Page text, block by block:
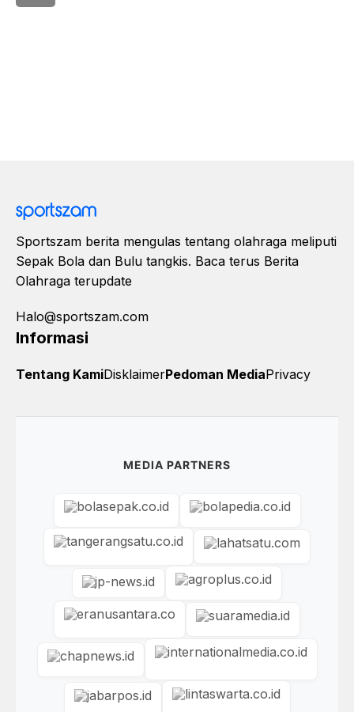
Sportszam berita mengulas tentang olahraga meliputi
Sepak Bola dan Bulu tangkis. Baca terus Berita
Olahraga terupdate
Halo@sportszam.com
Informasi
Tentang KamiDisklaimerPedoman MediaPrivacy
MEDIA PARTNERS